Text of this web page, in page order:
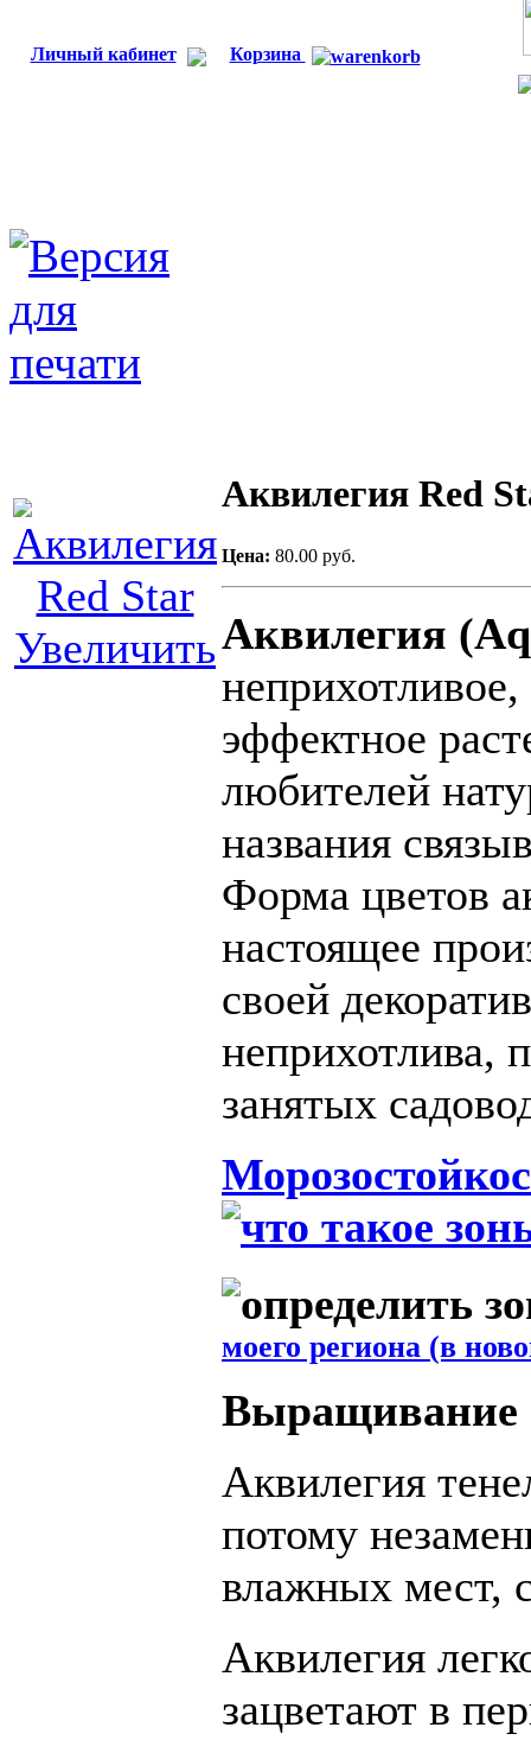
Личный кабинет Корзина
Увеличить
Аквилегия Red
Цена: 80.00 руб.
Аквилегия
эффектное
любителей
названия
Форма цветов
настоящее
своей
неприхотлива,
занятых
моего региона (в
Выращивание
Аквилегия
потому
влажных мест,
Аквилегия
зацветают в